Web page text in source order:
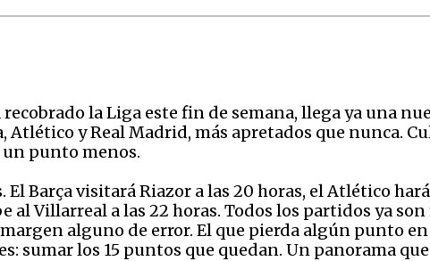
la Liga este fin de semana, llega ya una
y Real Madrid, más apretados que nunca.
punto menos.
Barça visitará Riazor a las 20 horas, el Atlético
al Villarreal a las 22 horas. Todos los partidos ya
alguno de error. El que pierda algún punto
sumar los 15 puntos que quedan. Un panorama